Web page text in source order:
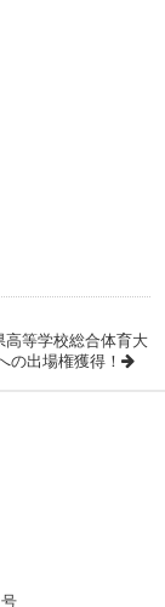
高等学校総合体育大
の出場権獲得！